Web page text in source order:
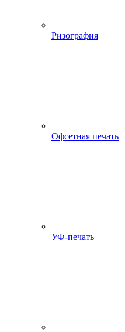
Ризография
Офсетная печать
УФ-печать